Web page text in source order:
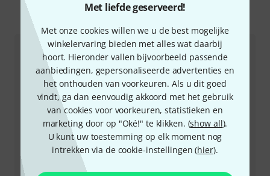
Met liefde geserveerd!
Met onze cookies willen we u de best mogelijke
winkelervaring bieden met alles wat daarbij
hoort. Hieronder vallen bijvoorbeeld passende
aanbiedingen, gepersonaliseerde advertenties en
het onthouden van voorkeuren. Als u dit goed
vindt, ga dan eenvoudig akkoord met het gebruik
van cookies voor voorkeuren, statistieken en
marketing door op "Oké!" te klikken. (show all).
U kunt uw toestemming op elk moment nog
intrekken via de cookie-instellingen (hier).
Zo kunt u ons contacteren
Klantenservice Nederland
+49-9546-9223-643
Onze klantenservice helpt u graag bij al uw vragen of